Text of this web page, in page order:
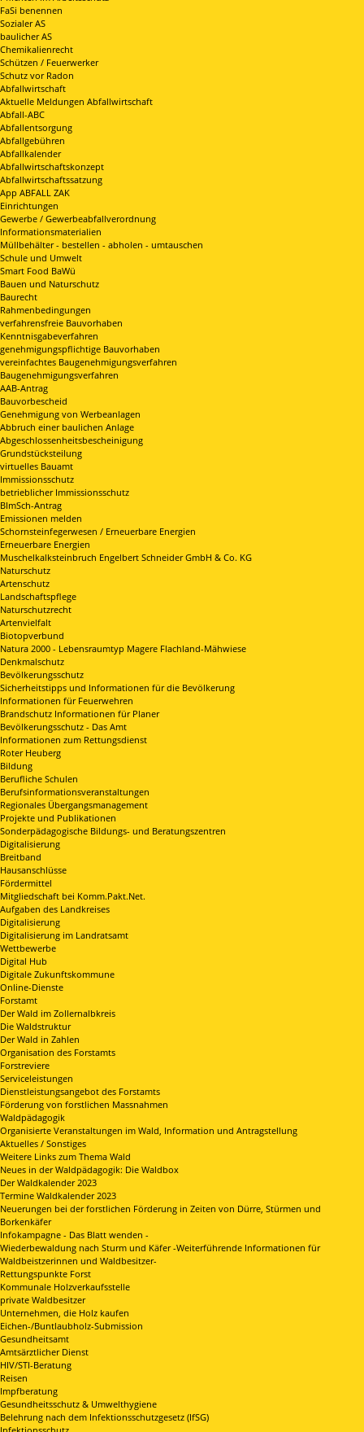
FaSi benennen
Sozialer AS
baulicher AS
Chemikalienrecht
Schützen / Feuerwerker
Schutz vor Radon
Abfallwirtschaft
Aktuelle Meldungen Abfallwirtschaft
Abfall-ABC
Abfallentsorgung
Abfallgebühren
Abfallkalender
Abfallwirtschaftskonzept
Abfallwirtschaftssatzung
App ABFALL ZAK
Einrichtungen
Gewerbe / Gewerbeabfallverordnung
Informationsmaterialien
Müllbehälter - bestellen - abholen - umtauschen
Schule und Umwelt
Smart Food BaWü
Bauen und Naturschutz
Baurecht
Rahmenbedingungen
verfahrensfreie Bauvorhaben
Kenntnisgabeverfahren
genehmigungspflichtige Bauvorhaben
vereinfachtes Baugenehmigungsverfahren
Baugenehmigungsverfahren
AAB-Antrag
Bauvorbescheid
Genehmigung von Werbeanlagen
Abbruch einer baulichen Anlage
Abgeschlossenheitsbescheinigung
Grundstücksteilung
virtuelles Bauamt
Immissionsschutz
betrieblicher Immissionsschutz
BImSch-Antrag
Emissionen melden
Schornsteinfegerwesen / Erneuerbare Energien
Erneuerbare Energien
Muschelkalksteinbruch Engelbert Schneider GmbH & Co. KG
Naturschutz
Artenschutz
Landschaftspflege
Naturschutzrecht
Artenvielfalt
Biotopverbund
Natura 2000 - Lebensraumtyp Magere Flachland-Mähwiese
Denkmalschutz
Bevölkerungsschutz
Sicherheitstipps und Informationen für die Bevölkerung
Informationen für Feuerwehren
Brandschutz Informationen für Planer
Bevölkerungsschutz - Das Amt
Informationen zum Rettungsdienst
Roter Heuberg
Bildung
Berufliche Schulen
Berufsinformationsveranstaltungen
Regionales Übergangsmanagement
Projekte und Publikationen
Sonderpädagogische Bildungs- und Beratungszentren
Digitalisierung
Breitband
Hausanschlüsse
Fördermittel
Mitgliedschaft bei Komm.Pakt.Net.
Aufgaben des Landkreises
Digitalisierung
Digitalisierung im Landratsamt
Wettbewerbe
Digital Hub
Digitale Zukunftskommune
Online-Dienste
Forstamt
Der Wald im Zollernalbkreis
Die Waldstruktur
Der Wald in Zahlen
Organisation des Forstamts
Forstreviere
Serviceleistungen
Dienstleistungsangebot des Forstamts
Förderung von forstlichen Massnahmen
Waldpädagogik
Organisierte Veranstaltungen im Wald, Information und Antragstellung
Aktuelles / Sonstiges
Weitere Links zum Thema Wald
Neues in der Waldpädagogik: Die Waldbox
Der Waldkalender 2023
Termine Waldkalender 2023
Neuerungen bei der forstlichen Förderung in Zeiten von Dürre, Stürmen und
Borkenkäfer
Infokampagne - Das Blatt wenden -
Wiederbewaldung nach Sturm und Käfer -Weiterführende Informationen für
Waldbeistzerinnen und Waldbesitzer-
Rettungspunkte Forst
Kommunale Holzverkaufsstelle
private Waldbesitzer
Unternehmen, die Holz kaufen
Eichen-/Buntlaubholz-Submission
Gesundheitsamt
Amtsärztlicher Dienst
HIV/STI-Beratung
Reisen
Impfberatung
Gesundheitsschutz & Umwelthygiene
Belehrung nach dem Infektionsschutzgesetz (IfSG)